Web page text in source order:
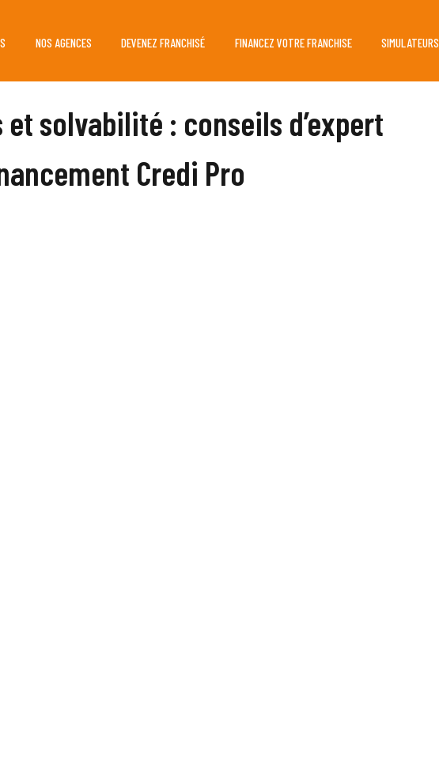
NOS AGENCES DEVENEZ FRANCHISÉ FINANCEZ VOTRE FRANCHISE SIMULATEURS
et solvabilité : conseils d’expert
Credi Pro